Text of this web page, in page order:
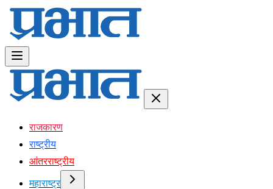
राजकारण
राष्ट्रीय
आंतरराष्ट्रीय
महाराष्ट्र